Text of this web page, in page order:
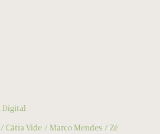
Digital
Cátia Vide Marco Mendes
Zé